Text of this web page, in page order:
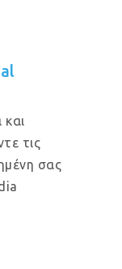
τις
σας